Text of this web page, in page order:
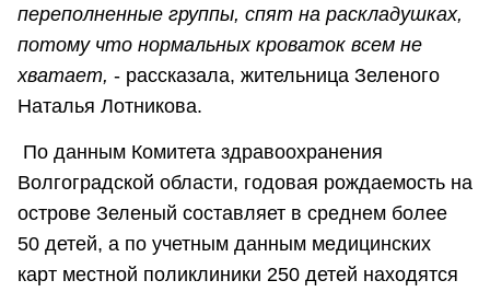
переполненные группы, спят на раскладушках,
потому что нормальных кроваток всем не
хватает, - рассказала, жительница Зеленого
Наталья Лотникова.
По данным Комитета здравоохранения
Волгоградской области, годовая рождаемость на
острове Зеленый составляет в среднем более
50 детей, а по учетным данным медицинских
карт местной поликлиники 250 детей находятся